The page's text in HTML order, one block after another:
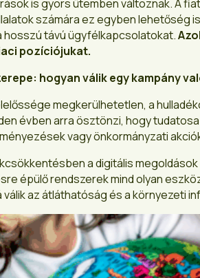
is gyors ütemben változnak. A
számára ez egyben lehetőség
távú ügyfélkapcsolatokat.
pozíciójukat.
hogyan válik egy kampány
megkerülhetetlen, a
évben arra ösztönzi, hogy
vagy önkormányzati
a digitális
épülő rendszerek mind olyan
az átláthatóság és a környezeti